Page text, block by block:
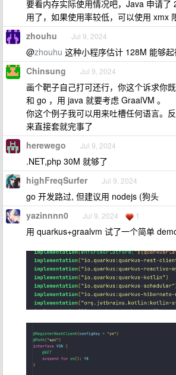
要看内存实际使用情况吧，Java 申请了
用了，如果使用率较低，可以使用 xmx
zhouhu Jul 9, 2024
@zhouhu 这种小程序估计 128M 能够
Chinsung Jul 9, 2024
画个靶子自己打可还行，你这个诉求你
和 go ，用 java 就要考虑 GraalVM 。
你这个例子我可以用来吐槽任何语言。
来直接套就完事了
herewego Jul 9, 2024
.NET,php 30M 就够了
highFreqSurfer Jul 9, 2024
go 开发路过, 但建议用 nodejs (狗头
yazinnnn0 Jul 9, 2024 1
用 quarkus+graalvm 试了一个简单